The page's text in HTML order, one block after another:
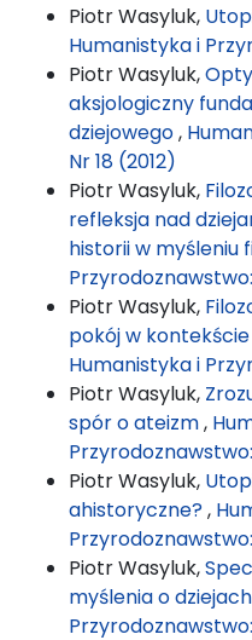
Piotr Wasyluk,
Humanistyka i
Piotr Wasyluk,
aksjologiczny
dziejowego,
Nr 18 (2012)
Piotr Wasyluk,
refleksja nad
historii w myśleniu
Piotr Wasyluk,
pokój w
Humanistyka i
Piotr Wasyluk,
spór o ateizm,
Piotr Wasyluk,
ahistoryczne?,
Piotr Wasyluk,
myślenia o dziejach